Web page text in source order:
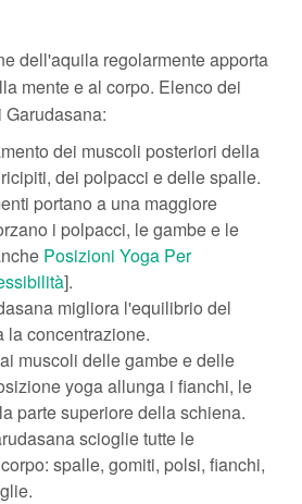
dell'aquila regolarmente apporta
mente e al corpo. Elenco dei
dei muscoli posteriori della
dei polpacci e delle spalle.
portano a una maggiore
i polpacci, le gambe e le
Posizioni Yoga Per
].
migliora l'equilibrio del
la concentrazione.
muscoli delle gambe e delle
yoga allunga i fianchi, le
parte superiore della schiena.
scioglie tutte le
spalle, gomiti, polsi, fianchi,